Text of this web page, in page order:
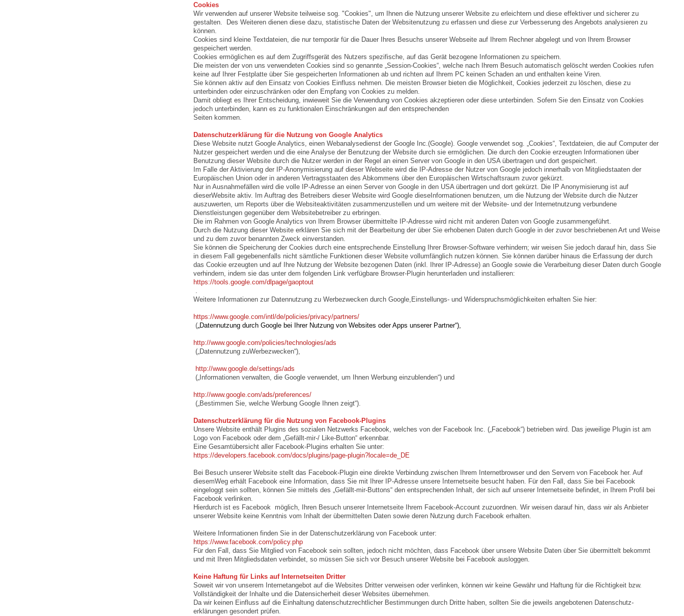
Cookies
Wir verwenden auf unserer Website teilweise sog. "Cookies", um Ihnen die Nutzung unserer Website zu erleichtern und diese effektiver und sicherer zu
gestalten. Des Weiteren dienen diese dazu, statistische Daten der Websitenutzung zu erfassen und diese zur Verbesserung des Angebots analysieren zu
können.
Cookies sind kleine Textdateien, die nur temporär für die Dauer Ihres Besuchs unserer Webseite auf Ihrem Rechner abgelegt und von Ihrem Browser
gespeichert werden.
Cookies ermöglichen es auf dem Zugriffsgerät des Nutzers spezifische, auf das Gerät bezogene Informationen zu speichern.
Die meisten der von uns verwendeten Cookies sind so genannte „Session-Cookies“, welche nach Ihrem Besuch automatisch gelöscht werden Cookies rufen
keine auf Ihrer Festplatte über Sie gespeicherten Informationen ab und richten auf Ihrem PC keinen Schaden an und enthalten keine Viren.
Sie können aktiv auf den Einsatz von Cookies Einfluss nehmen. Die meisten Browser bieten die Möglichkeit, Cookies jederzeit zu löschen, diese zu
unterbinden oder einzuschränken oder den Empfang von Cookies zu melden.
Damit obliegt es Ihrer Entscheidung, inwieweit Sie die Verwendung von Cookies akzeptieren oder diese unterbinden. Sofern Sie den Einsatz von Cookies
jedoch unterbinden, kann es zu funktionalen Einschränkungen auf den entsprechenden
Seiten kommen.
Datenschutzerklärung für die Nutzung von Google Analytics
Diese Website nutzt Google Analytics, einen Webanalysedienst der Google Inc.(Google). Google verwendet sog. „Cookies“, Textdateien, die auf Computer der
Nutzer gespeichert werden und die eine Analyse der Benutzung der Website durch sie ermöglichen. Die durch den Cookie erzeugten Informationen über
Benutzung dieser Website durch die Nutzer werden in der Regel an einen Server von Google in den USA übertragen und dort gespeichert.
Im Falle der Aktivierung der IP-Anonymisierung auf dieser Webseite wird die IP-Adresse der Nutzer von Google jedoch innerhalb von Mitgliedstaaten der
Europäischen Union oder in anderen Vertragsstaaten des Abkommens über den Europäischen Wirtschaftsraum zuvor gekürzt.
Nur in Ausnahmefällen wird die volle IP-Adresse an einen Server von Google in den USA übertragen und dort gekürzt. Die IP Anonymisierung ist auf
dieserWebsite aktiv. Im Auftrag des Betreibers dieser Website wird Google dieseInformationen benutzen, um die Nutzung der Website durch die Nutzer
auszuwerten, um Reports über die Websiteaktivitäten zusammenzustellen und um weitere mit der Website- und der Internetnutzung verbundene
Dienstleistungen gegenüber dem Websitebetreiber zu erbringen.
Die im Rahmen von Google Analytics von Ihrem Browser übermittelte IP-Adresse wird nicht mit anderen Daten von Google zusammengeführt.
Durch die Nutzung dieser Website erklären Sie sich mit der Bearbeitung der über Sie erhobenen Daten durch Google in der zuvor beschriebenen Art und Weise
und zu dem zuvor benannten Zweck einverstanden.
Sie können die Speicherung der Cookies durch eine entsprechende Einstellung Ihrer Browser-Software verhindern; wir weisen Sie jedoch darauf hin, dass Sie
in diesem Fall gegebenenfalls nicht sämtliche Funktionen dieser Website vollumfänglich nutzen können. Sie können darüber hinaus die Erfassung der durch
das Cookie erzeugten und auf Ihre Nutzung der Website bezogenen Daten (inkl. Ihrer IP-Adresse) an Google sowie die Verarbeitung dieser Daten durch Google
verhindern, indem sie das unter dem folgenden Link verfügbare Browser-Plugin herunterladen und installieren:
https://tools.google.com/dlpage/gaoptout
Weitere Informationen zur Datennutzung zu Werbezwecken durch Google,Einstellungs- und Widerspruchsmöglichkeiten erhalten Sie hier:
https://www.google.com/intl/de/policies/privacy/partners/
( „Datennutzung durch Google bei Ihrer Nutzung von Websites oder Apps unserer Partner“),
http://www.google.com/policies/technologies/ads
(„Datennutzung zuWerbezwecken“),
http://www.google.de/settings/ads
(„Informationen verwalten, die Google verwendet, um Ihnen Werbung einzublenden“) und
http://www.google.com/ads/preferences/
(„Bestimmen Sie, welche Werbung Google Ihnen zeigt“).
Datenschutzerklärung für die Nutzung von Facebook-Plugins
Unsere Website enthält Plugins des sozialen Netzwerks Facebook, welches von der Facebook Inc. („Facebook“) betrieben wird. Das jeweilige Plugin ist am
Logo von Facebook oder dem „Gefällt-mir-/ Like-Button“ erkennbar.
Eine Gesamtübersicht aller Facebook-Plugins erhalten Sie unter:
https://developers.facebook.com/docs/plugins/page-plugin?locale=de_DE
Bei Besuch unserer Website stellt das Facebook-Plugin eine direkte Verbindung zwischen Ihrem Internetbrowser und den Servern von Facebook her. Auf
diesemWeg erhält Facebook eine Information, dass Sie mit Ihrer IP-Adresse unsere Internetseite besucht haben. Für den Fall, dass Sie bei Facebook
eingeloggt sein sollten, können Sie mittels des „Gefällt-mir-Buttons“ den entsprechenden Inhalt, der sich auf unserer Internetseite befindet, in Ihrem Profil bei
Facebook verlinken.
Hierdurch ist es Facebook möglich, Ihren Besuch unserer Internetseite Ihrem Facebook-Account zuzuordnen. Wir weisen darauf hin, dass wir als Anbieter
unserer Website keine Kenntnis vom Inhalt der übermittelten Daten sowie deren Nutzung durch Facebook erhalten.
Weitere Informationen finden Sie in der Datenschutzerklärung von Facebook unter:
https://www.facebook.com/policy.php
Für den Fall, dass Sie Mitglied von Facebook sein sollten, jedoch nicht möchten, dass Facebook über unsere Website Daten über Sie übermittelt bekommt
und mit Ihren Mitgliedsdaten verbindet, so müssen Sie sich vor Besuch unserer Website bei Facebook ausloggen.
Keine Haftung für Links auf Internetseiten Dritter
Soweit wir von unserem Internetangebot auf die Websites Dritter verweisen oder verlinken, können wir keine Gewähr und Haftung für die Richtigkeit bzw.
Vollständigkeit der Inhalte und die Datensicherheit dieser Websites übernehmen.
Da wir keinen Einfluss auf die Einhaltung datenschutzrechtlicher Bestimmungen durch Dritte haben, sollten Sie die jeweils angebotenen Datenschutz-
erklärungen gesondert prüfen.